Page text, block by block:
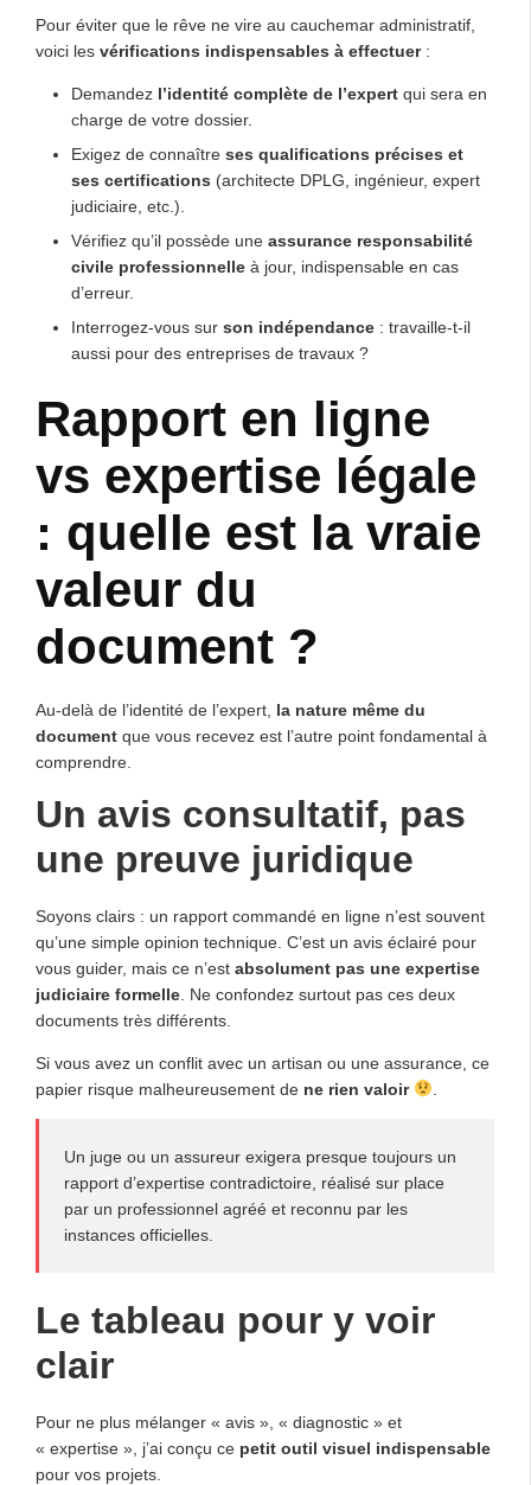
Pour éviter que le rêve ne vire au cauchemar administratif,
voici les vérifications indispensables à effectuer:
Demandez l’identité complète de l’expert qui sera en
charge de votre dossier.
Exigez de connaître ses qualifications précises et
ses certifications (architecte DPLG, ingénieur, expert
judiciaire, etc.).
Vérifiez qu’il possède une assurance responsabilité
civile professionnelle à jour, indispensable en cas
d’erreur.
Interrogez-vous sur son indépendance : travaille-t-il
aussi pour des entreprises de travaux ?
Rapport en ligne
vs expertise légale
: quelle est la vraie
valeur du
document ?
Au-delà de l’identité de l’expert, la nature même du
document que vous recevez est l’autre point fondamental à
comprendre.
Un avis consultatif, pas
une preuve juridique
Soyons clairs : un rapport commandé en ligne n’est souvent
qu’une simple opinion technique. C’est un avis éclairé pour
vous guider, mais ce n’est absolument pas une expertise
judiciaire formelle . Ne confondez surtout pas ces deux
documents très différents.
Si vous avez un conflit avec un artisan ou une assurance, ce
papier risque malheureusement de ne rien valoir
Un juge ou un assureur exigera presque toujours un
rapport d’expertise contradictoire, réalisé sur place
par un professionnel agréé et reconnu par les
instances officielles.
Le tableau pour y voir
clair
Pour ne plus mélanger « avis », « diagnostic » et
« expertise », j’ai conçu ce petit outil visuel indispensable
pour vos projets.